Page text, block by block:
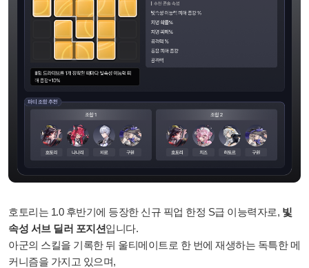
호토리는 1.0 후반기에 등장한 신규 픽업 한정 S급 이능력자로, 빛
속성 서브 딜러 포지션입니다.
아군의 스킬을 기록한 뒤 울티메이트로 한 번에 재생하는 독특한 메
커니즘을 가지고 있으며,